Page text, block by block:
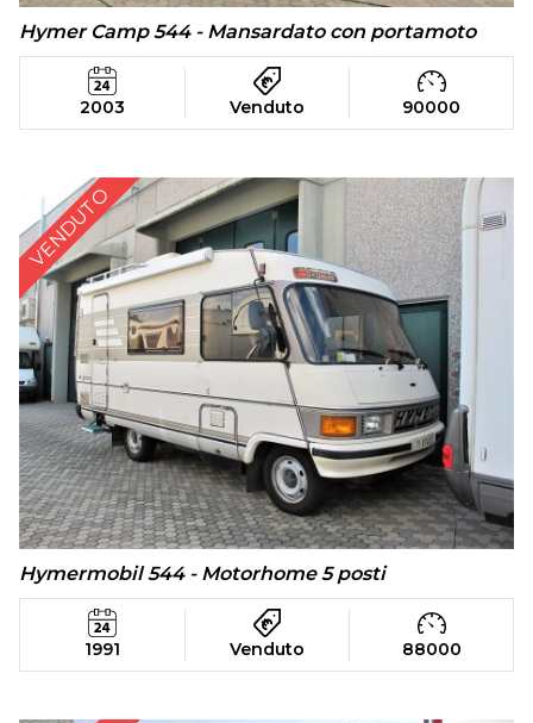
Hymer Camp 544 - Mansardato con portamoto
2003 Venduto 90000
VENDUTO
Hymermobil 544 - Motorhome 5 posti
1991 Venduto 88000